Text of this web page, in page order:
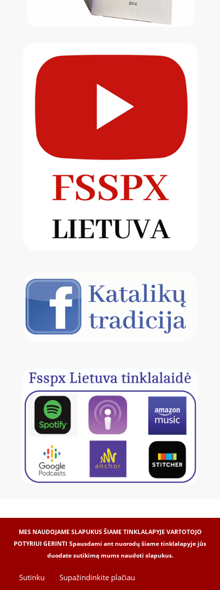
Internetinių svetainių kūrimas -Dipolis.com© 2017
© VšĮ „Laetitia“, 2017
MES NAUDOJAME SLAPUKUS ŠIAME TINKLALAPYJE VARTOTOJO
POTYRIUI GERINTI Spausdami ant nuorodų šiame tinklalapyje jūs
duodate sutikimą mums naudoti slapukus.
Sutinku Supažindinkite plačiau